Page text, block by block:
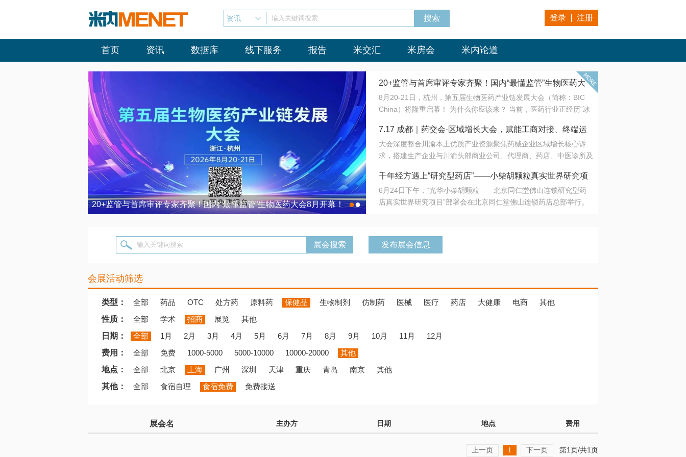
资讯 输入关键词搜索 登录 注册
首页 资讯 数据库 线下服务 报告 米交汇 米房会 米内论道
20+监管与首席审评专家齐聚！国内“最懂监管”生物医药大会8月开幕！ 7.17 成都｜药交会·区域增长大会，赋能工商对接、终端运营
●●
20+监管与首席审评专家齐聚！国内“最懂监管”生物医药大
会8月开幕！
8月20-21日，杭州，第五届生物医药产业链发展大会（简称：BIC
China）将隆重启幕！ 为什么你应该来？ 当前，医药行业正经历“冰
法正重新定义研发效率；另一端是创新药“最后一公里”的支付与入院
难题，呼唤更成熟的产业生态。 同质化“内卷”已无出路，全产业链协
同与出海能力建设才是破局关键。 本届大会以 “重构生态，定义未
算力突围；从中药创新、复杂药物制剂、CGT、多肽与小核酸的技
术攻坚，到CDMO的柔性智造。 我们致力于打破壁垒，让“实验
室”与“生产线”、“研发端”与“支付端”深度对话，更让监管、产业、资
7.17 成都｜药交会·区域增长大会，赋能工商对接、终端运
营
大会深度整合川渝本土优质产业资源聚焦药械企业区域增长核心诉
求，搭建生产企业与川渝头部商业公司、代理商、药店、中医诊所及
域增量份额夯实西南市场战略布局
千年经方遇上“研究型药店”——小柴胡颗粒真实世界研究项
目在北京同仁堂佛山连锁启动
6月24日下午，“光华小柴胡颗粒——北京同仁堂佛山连锁研究型药
店真实世界研究项目”部署会在北京同仁堂佛山连锁药店总部举行。
输入关键词搜索 发布展会信息
会展活动筛选
类型： 全部 药品 OTC 处方药 原料药 保健品 生物制剂 仿制药 医械 医疗 药店 大健康 电商
其他
性质：
全部 学术 招商 展览
其他
日期：
全部 1月 2月 3月 4月 5月 6月 7月 8月 9月 10月 11月
12月
费用：
全部 免费 1000-5000 5000-10000 10000-20000
其他
地点：
全部 北京 上海 广州 深圳 天津 重庆 青岛 南京
其他
其他：
全部 食宿自理 食宿免费 免费接送
展会名 主办方 日期 地点 费用
上一页 1 下一页 第1页/共1页